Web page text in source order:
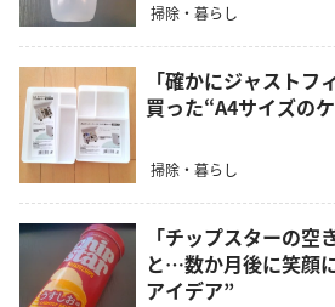
掃除・暮らし
「確かにジャスト
買った“A4サイズの
掃除・暮らし
「チップスターの空
と…数か月後に笑顔
アイデア”